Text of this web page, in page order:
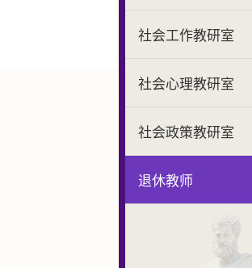
社会工作教研室
社会心理教研室
社会政策教研室
退休教师